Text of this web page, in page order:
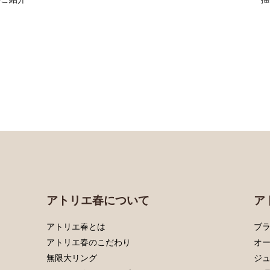
アトリエ春について
アトリエ春とは
アトリエ春のこだわり
無限大リング
ア
ブ
オ
ジ